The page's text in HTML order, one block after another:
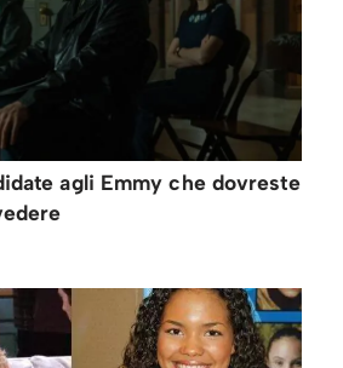
agli Emmy che dovreste